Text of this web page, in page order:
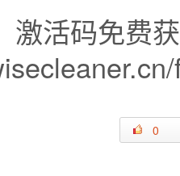
激活码免费
0